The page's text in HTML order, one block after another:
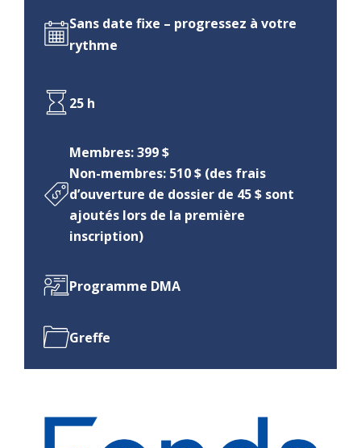
Sans date fixe – progressez à votre
rythme
25 h
Membres: 399 $
Non-membres: 510 $ (des frais
d’ouverture de dossier de 45 $ sont
ajoutés lors de la première
inscription)
Programme DMA
Greffe